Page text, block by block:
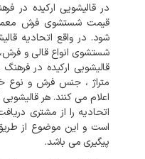
در قالیشویی ارکیده در
قیمت شستشوی فرش
شود. در واقع اتحادیه
شستشوی انواع قالی و
قالیشویی ارکیده در
متراژ ، جنس فرش و نوع
اعلام می کنند. هر
اتحادیه را از مشتری
است و این موضوع از طریق
پیگیری می باشد.